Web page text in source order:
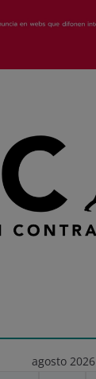
agosto 2026